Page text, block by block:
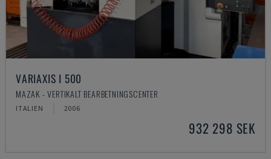
VARIAXIS I 500
MAZAK - VERTIKALT BEARBETNINGSCENTER
ITALIEN 2006
932 298 SEK